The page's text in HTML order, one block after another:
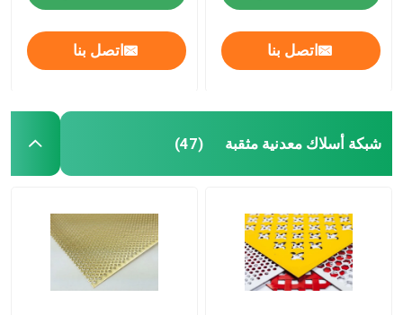
سلال التراب
شبكة أمان هليكوبتر
شبكة شاشة التعدين
اتصل بنا اتصل بنا
شبكة أسلاك معدنية مثقبة (47)